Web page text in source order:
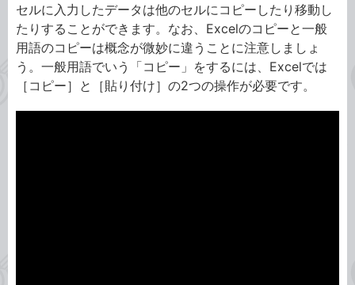
セルに入力したデータは他のセルにコピーしたり移動し
たりすることができます。なお、Excelのコピーと一般
用語のコピーは概念が微妙に違うことに注意しましょ
う。一般用語でいう「コピー」をするには、Excelでは
［コピー］と［貼り付け］の2つの操作が必要です。